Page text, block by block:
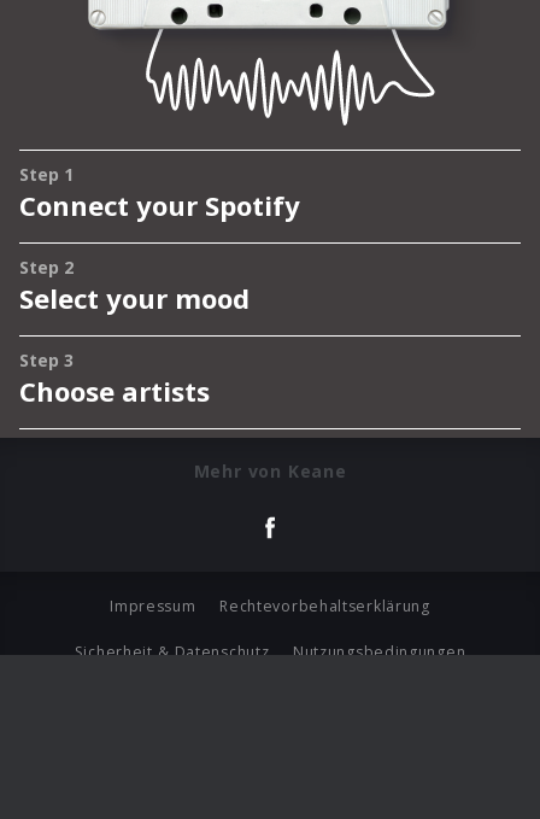
Mehr von Keane
Impressum Rechtevorbehaltserklärung
Sicherheit & Datenschutz Nutzungsbedingungen